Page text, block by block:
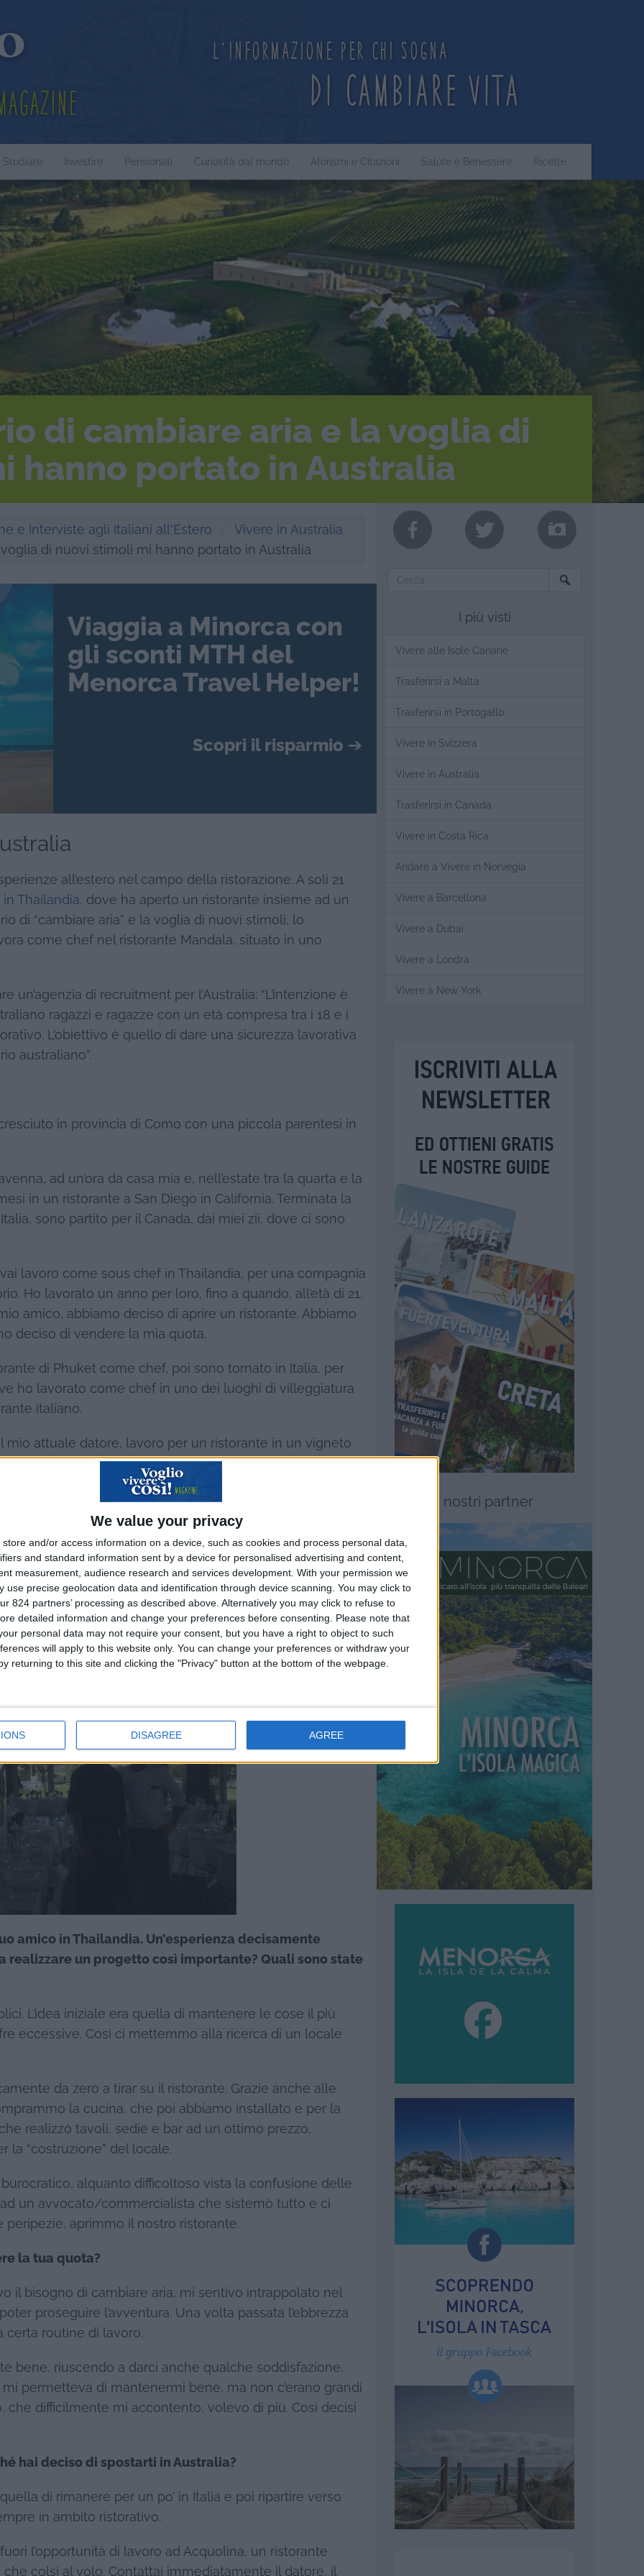
We value your privacy
store and/or access information on a device, such as cookies and process personal data,
and standard information sent by a device for personalised advertising and content,
measurement, audience research and services development. With your permission we
use precise geolocation data and identification through device scanning. You may click to
824 partners’ processing as described above. Alternatively you may click to refuse to
detailed information and change your preferences before consenting.
Please note that
personal data may not require your consent, but you have a right to object to such
will apply to this website only. You can change your preferences or withdraw your
returning to this site and clicking the "Privacy" button at the bottom of the webpage.
DISAGREE AGREE
L'informazione per chi sogna
di cambiare vita
Studiare Investire Pensionati Curiosità dal mondo Aforismi e Citazioni Salute e Benessere Ricette
di cambiare aria e la voglia di
hanno portato in Australia
e Interviste agli Italiani all'Estero
Vivere in Australia
di nuovi stimoli mi hanno portato in Australia
Viaggia a Minorca con
gli sconti MTH del
Menorca Travel Helper!
Scopri il risparmio ➔
all’estero nel campo della ristorazione. A soli 21
Thailandia, dove ha aperto un ristorante insieme ad un
di “cambiare aria” e la voglia di nuovi stimoli, lo
come chef nel ristorante Mandala, situato in uno
di recruitment per l’Australia: “L’intenzione è
ragazzi e ragazze con un età compresa tra i 18 e i
L’obiettivo è quello di dare una sicurezza lavorativa
australiano”.
in provincia di Como con una piccola parentesi in
ad un’ora da casa mia e, nell’estate tra la quarta e la
in un ristorante a San Diego in California. Terminata la
sono partito per il Canada, dai miei zii, dove ci sono
lavoro come sous chef in Thailandia, per una compagnia
Ho lavorato un anno per loro, fino a quando, all’età di 21,
amico, abbiamo deciso di aprire un ristorante. Abbiamo
deciso di vendere la mia quota.
di Phuket come chef, poi sono tornato in Italia, per
ho lavorato come chef in uno dei luoghi di villeggiatura
italiano.
mio attuale datore, lavoro per un ristorante in un vigneto
e nel frattempo mi sto organizzando per prendere il visto
ecco tutti i consigli utili da seguire ✔
per poter avviare un’attività in proprio qui. Intanto, insieme
di recruitment per l’ Australia. Ci occuperemo di
e trovare loro lavoro sul territorio australiano.
amico in Thailandia. Un’esperienza decisamente
realizzare un progetto così importante? Quali sono state
L’idea iniziale era quella di mantenere le cose il più
eccessive. Così ci mettemmo alla ricerca di un locale
da zero a tirar su il ristorante. Grazie anche alle
la cucina, che poi abbiamo installato e per la
realizzò tavoli, sedie e bar ad un ottimo prezzo.
la “costruzione” del locale.
alquanto difficoltoso vista la confusione delle
un avvocato/commercialista che sistemò tutto e ci
peripezie, aprimmo il nostro ristorante.
la tua quota?
il bisogno di cambiare aria, mi sentivo intrappolato nel
proseguire l’avventura. Una volta passata l’ebbrezza
certa routine di lavoro.
bene, riuscendo a darci anche qualche soddisfazione,
permetteva di mantenermi bene, ma non c’erano grandi
che difficilmente mi accontento, volevo di più. Così decisi
hai deciso di spostarti in Australia?
di rimanere per un po’ in Italia e poi ripartire verso
in ambito ristorativo.
l’opportunità di lavoro ad Acquolina, un ristorante
colsi al volo. Contattai immediatamente il datore, il
I più visti
Vivere alle Isole Canarie
Trasferirsi a Malta
Trasferirsi in Portogallo
Vivere in Svizzera
Vivere in Australia
Trasferirsi in Canada
Vivere in Costa Rica
Andare a Vivere in Norvegia
Vivere a Barcellona
Vivere a Dubai
Vivere a Londra
Vivere a New York
I nostri partner